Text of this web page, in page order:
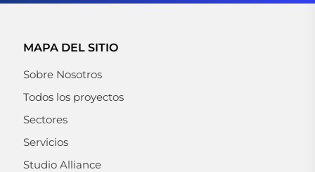
MAPA DEL SITIO
Sobre Nosotros
Todos los proyectos
Sectores
Servicios
Studio Alliance